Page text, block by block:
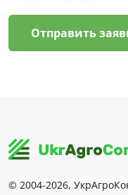
Отправить
© 2004-2026,